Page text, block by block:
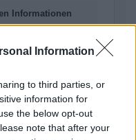
Information
to third parties, or
information for
the below opt-out
note that after your
Informationen
bei Bedarf.
können einer
unterzogen